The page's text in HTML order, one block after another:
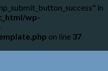
in
wp-
on line 37